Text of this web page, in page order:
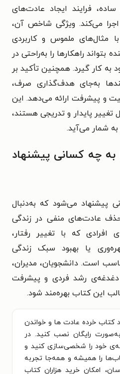
فرایند ایجاد عادت‌های
می‌کند. ویژگی شاخص آن،
مثال‌های ملموس و کاربردی
راهکارها را به‌راحتی در
کار گیرد. همچنین تأکید بر
به‌جای هدف‌گذاری صرف،
و پیشرفت ارائه می‌دهد. این
تغییر پایدار و تدریجی هستند،
شمار می‌آید.
به چه کسانی پیشنهاد
پیشنهاد می‌شود که به‌دنبال
عادت‌های منفی در زندگی
که با تغییر رفتار،
یا بهبود سبک زندگی
است. دانشجویان، مدیران،
رشد فردی و پیشرفت
این کتاب بهره‌مند شود.
کتاب خرده عادت ها و خواندن
رایگان نصب کنید. در
خود را شخصی‌سازی کنید و
را همیشه و همه‌جا تجربه
امکان خرید هزاران کتاب